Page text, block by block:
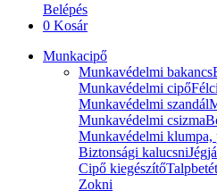
Belépés
0 Kosár
Munkacipő
Munkavédelmi bakancs
Munkavédelmi cipő
Munkavédelmi szandál
Munkavédelmi csizma
Munkavédelmi klumpa,
Biztonsági kalucsni
Cipő kiegészítőTalpbetét
Zokni